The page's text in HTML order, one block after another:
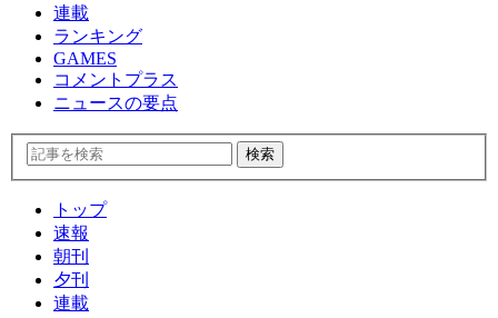
連載
ランキング
GAMES
コメントプラス
ニュースの要点
トップ
速報
朝刊
夕刊
連載